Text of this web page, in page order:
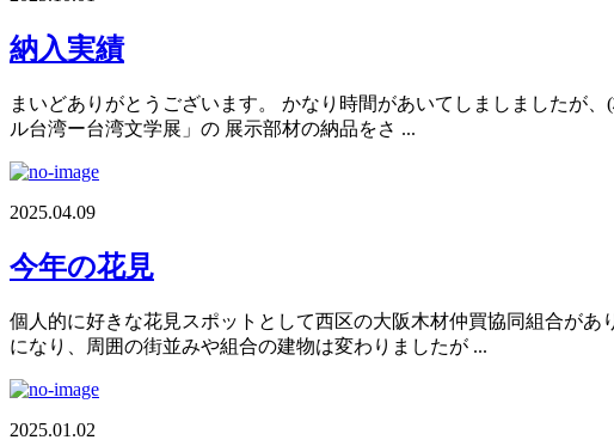
納入実績
まいどありがとうございます。 かなり時間があいてしましましたが
ル台湾ー台湾文学展」の 展示部材の納品をさ ...
2025.04.09
今年の花見
個人的に好きな花見スポットとして西区の大阪木材仲買協同組合が
になり、周囲の街並みや組合の建物は変わりましたが ...
2025.01.02